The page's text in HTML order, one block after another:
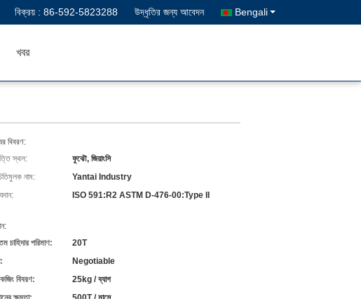
বিক্রয় : 86-592-5823288 উদ্ধৃতির জন্য আবেদন Bengali
খবর
বিবরণ:
স্থল:
ফুঝৌ, জিয়াংসি
নাম:
Yantai Industry
ISO 591:R2 ASTM D-476-00:Type II
চাহিদার পরিমাণ:
20T
Negotiable
বিবরণ:
25kg / ব্যাগ